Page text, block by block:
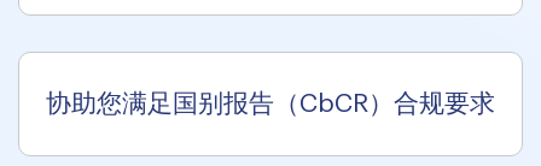
协助您满足国别报告（CbCR）合规要求